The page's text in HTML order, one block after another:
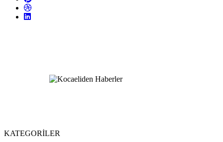
KATEGORİLER